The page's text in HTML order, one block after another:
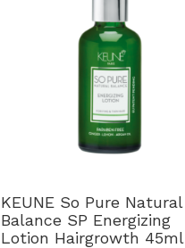
KEUNE So Pure Natural
Balance SP Energizing
Lotion Hairgrowth 45ml